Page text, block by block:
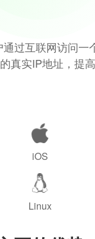
过互联网访问一
真实IP地址，提
iOS
Linux